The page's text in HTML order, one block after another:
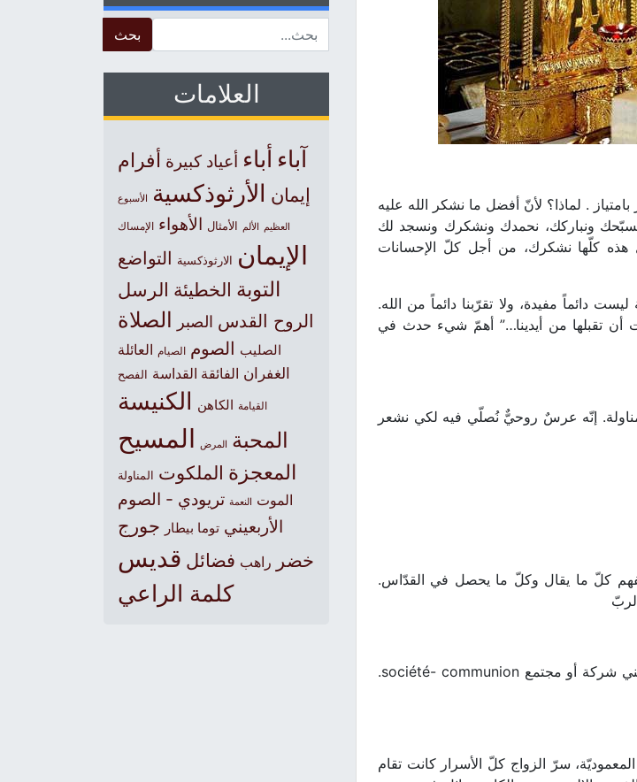
. لماذا؟ لأنّ أفضل ما نشكر الله عليه
ونباركك، نحمدك ونشكرك ونسجد لك
كلّها نشكرك، من أجل كلّ الإحسانات
دائماً مفيدة، ولا تقرّبنا دائماً من الله.
أن تقبلها من أيدينا…” أهمّ شيء حدث في
إنّه عرسٌ روحيٌّ نُصلّي فيه لكي نشعر
نفهم كلّ ما يقال وكلّ ما يحصل في القدّاس.
ولا نبقى منعزلين في بيوتنا. في اليونانيّة أيضًا ندعو المناولة koinonia وتعني شركة أو مجتمع société- communion.
سرّ الزواج كلّ الأسرار كانت تقام
العلامات
آباء أباء أعياد كبيرة أفرام
إيمان الأرثوذكسية الأسبوع
العظيم الألم الأمثال الأهواء الإمساك
الإيمان الارثوذكسية التواضع
التوبة الخطيئة الرسل
الروح القدس الصبر الصلاة
الصليب الصوم الصيام العائلة
الغفران الفائقة القداسة الفصح
القيامة الكاهن الكنيسة
المحبة المرض المسيح
المعجزة الملكوت المناولة
الموت النعمة تريودي - الصوم
الأربعيني توما بيطار جورج
خضر راهب فضائل قديس
كلمة الراعي